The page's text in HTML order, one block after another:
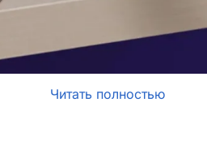
Читать полностью